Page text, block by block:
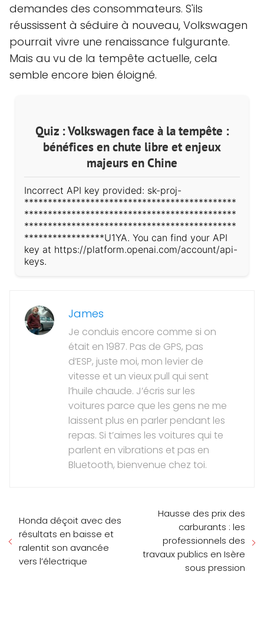
demandes des consommateurs. S'ils
réussissent à séduire à nouveau, Volkswagen
pourrait vivre une renaissance fulgurante.
Mais au vu de la tempête actuelle, cela
semble encore bien éloigné.
Quiz : Volkswagen face à la tempête :
bénéfices en chute libre et enjeux
majeurs en Chine
Incorrect API key provided: sk-proj-
*********************************************
*********************************************
*********************************************
*****************U1YA. You can find your API
key at https://platform.openai.com/account/api-
keys.
James
Je conduis encore comme si on
était en 1987. Pas de GPS, pas
d’ESP, juste moi, mon levier de
vitesse et un vieux pull qui sent
l’huile chaude. J’écris sur les
voitures parce que les gens ne me
laissent plus en parler pendant les
repas. Si t’aimes les voitures qui te
parlent en vibrations et pas en
Bluetooth, bienvenue chez toi.
Honda déçoit avec des
résultats en baisse et
ralentit son avancée
vers l’électrique
Hausse des prix des
carburants : les
professionnels des
travaux publics en Isère
sous pression